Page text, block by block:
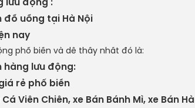
lưu động :
đồ uống tại Hà Nội
nay
phổ biến và dễ thấy nhất đó là:
hàng lưu động:
rẻ phổ biến
Viên Chiên, xe Bán Bánh Mì, xe Bán